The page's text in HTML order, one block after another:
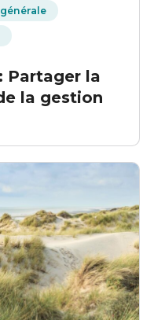
Partager la
la gestion